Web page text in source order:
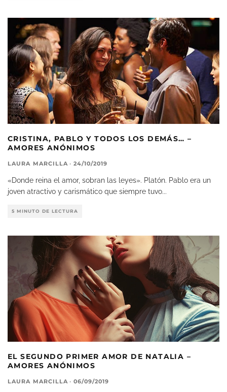
CRISTINA, PABLO Y TODOS LOS DEMÁS… –
AMORES ANÓNIMOS
LAURA MARCILLA · 24/10/2019
«Donde reina el amor, sobran las leyes». Platón. Pablo era un
joven atractivo y carismático que siempre tuvo...
5 MINUTO DE LECTURA
EL SEGUNDO PRIMER AMOR DE NATALIA –
AMORES ANÓNIMOS
LAURA MARCILLA · 06/09/2019